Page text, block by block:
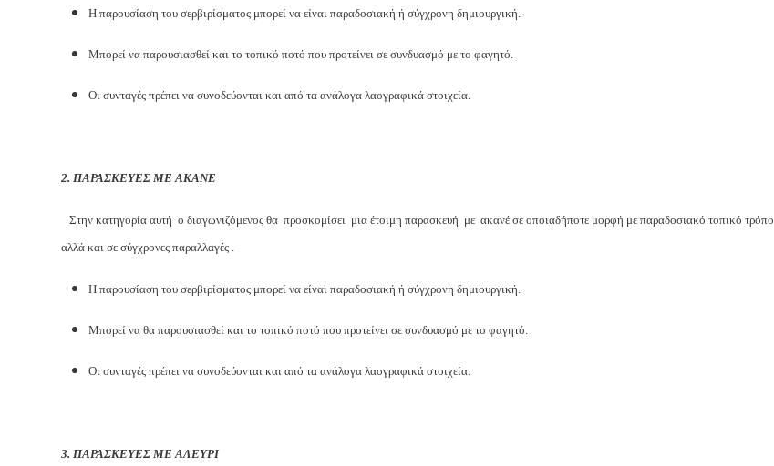
Η παρουσίαση του σερβιρίσματος μπορεί να είναι παραδοσιακή ή σύγχρονη δημιουργική.
Μπορεί να παρουσιασθεί και το τοπικό ποτό που προτείνει σε συνδυασμό με το φαγητό.
Οι συνταγές πρέπει να συνοδεύονται και από τα ανάλογα λαογραφικά στοιχεία.
2. ΠΑΡΑΣΚΕΥΕΣ ΜΕ ΑΚΑΝΕ
Στην κατηγορία αυτή ο διαγωνιζόμενος θα προσκομίσει μια έτοιμη παρασκευή με ακανέ σε οποιαδήποτε μορφή με παραδοσιακό τοπικό τρόπο
αλλά και σε σύγχρονες παραλλαγές .
Η παρουσίαση του σερβιρίσματος μπορεί να είναι παραδοσιακή ή σύγχρονη δημιουργική.
Μπορεί να θα παρουσιασθεί και το τοπικό ποτό που προτείνει σε συνδυασμό με το φαγητό.
Οι συνταγές πρέπει να συνοδεύονται και από τα ανάλογα λαογραφικά στοιχεία.
3. ΠΑΡΑΣΚΕΥΕΣ ΜΕ ΑΛΕΥΡΙ